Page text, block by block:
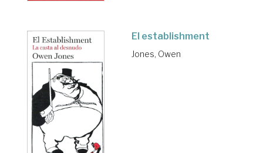
El establishment
Jones, Owen